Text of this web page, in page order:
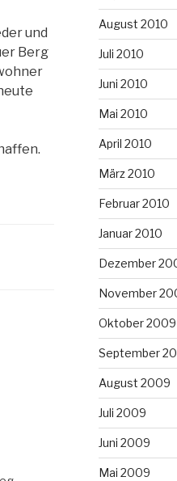
und
Berg
August 2010
Juli 2010
Juni 2010
Mai 2010
April 2010
März 2010
Februar 2010
Januar 2010
Dezember
November
Oktober 2009
September
August 2009
Juli 2009
Juni 2009
Mai 2009